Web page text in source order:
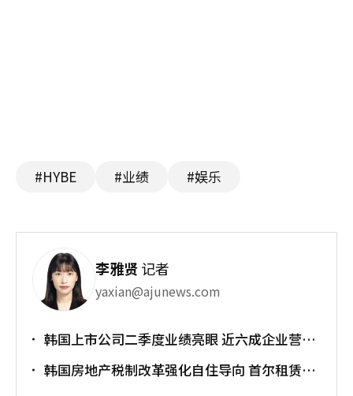
#HYBE #业绩 #娱乐
李雅贤记者
yaxian@ajunews.com
韩国上市公司二季度业绩亮眼 近六成企业营业
韩国房地产税制改革强化自住导向 首尔租赁市